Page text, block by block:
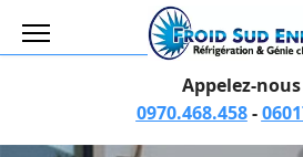
Appelez-
0970.468.458-